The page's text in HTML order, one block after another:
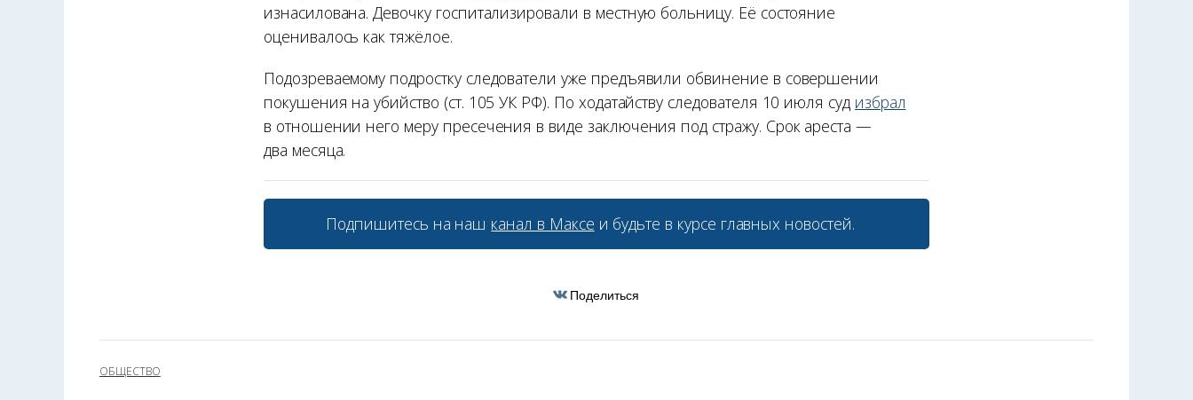
изнасилована. Девочку госпитализировали в местную больницу. Её состояние
оценивалось как тяжёлое.
Подозреваемому подростку следователи уже предъявили обвинение в совершении
покушения на убийство (ст. 105 УК РФ). По ходатайству следователя 10 июля суд избрал
в отношении него меру пресечения в виде заключения под стражу. Срок ареста —
два месяца.
Подпишитесь на наш канал в Максе и будьте в курсе главных новостей.
Поделиться
ОБЩЕСТВО